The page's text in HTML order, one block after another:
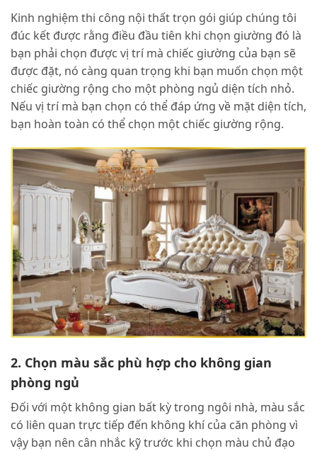
Kinh nghiệm thi công nội thất trọn gói giúp chúng tôi
đúc kết được rằng điều đầu tiên khi chọn giường đó là
bạn phải chọn được vị trí mà chiếc giường của bạn sẽ
được đặt, nó càng quan trọng khi bạn muốn chọn một
chiếc giường rộng cho một phòng ngủ diện tích nhỏ.
Nếu vị trí mà bạn chọn có thể đáp ứng về mặt diện tích,
bạn hoàn toàn có thể chọn một chiếc giường rộng.
2. Chọn màu sắc phù hợp cho không gian
phòng ngủ
Đối với một không gian bất kỳ trong ngôi nhà, màu sắc
có liên quan trực tiếp đến không khí của căn phòng vì
vậy bạn nên cân nhắc kỹ trước khi chọn màu chủ đạo